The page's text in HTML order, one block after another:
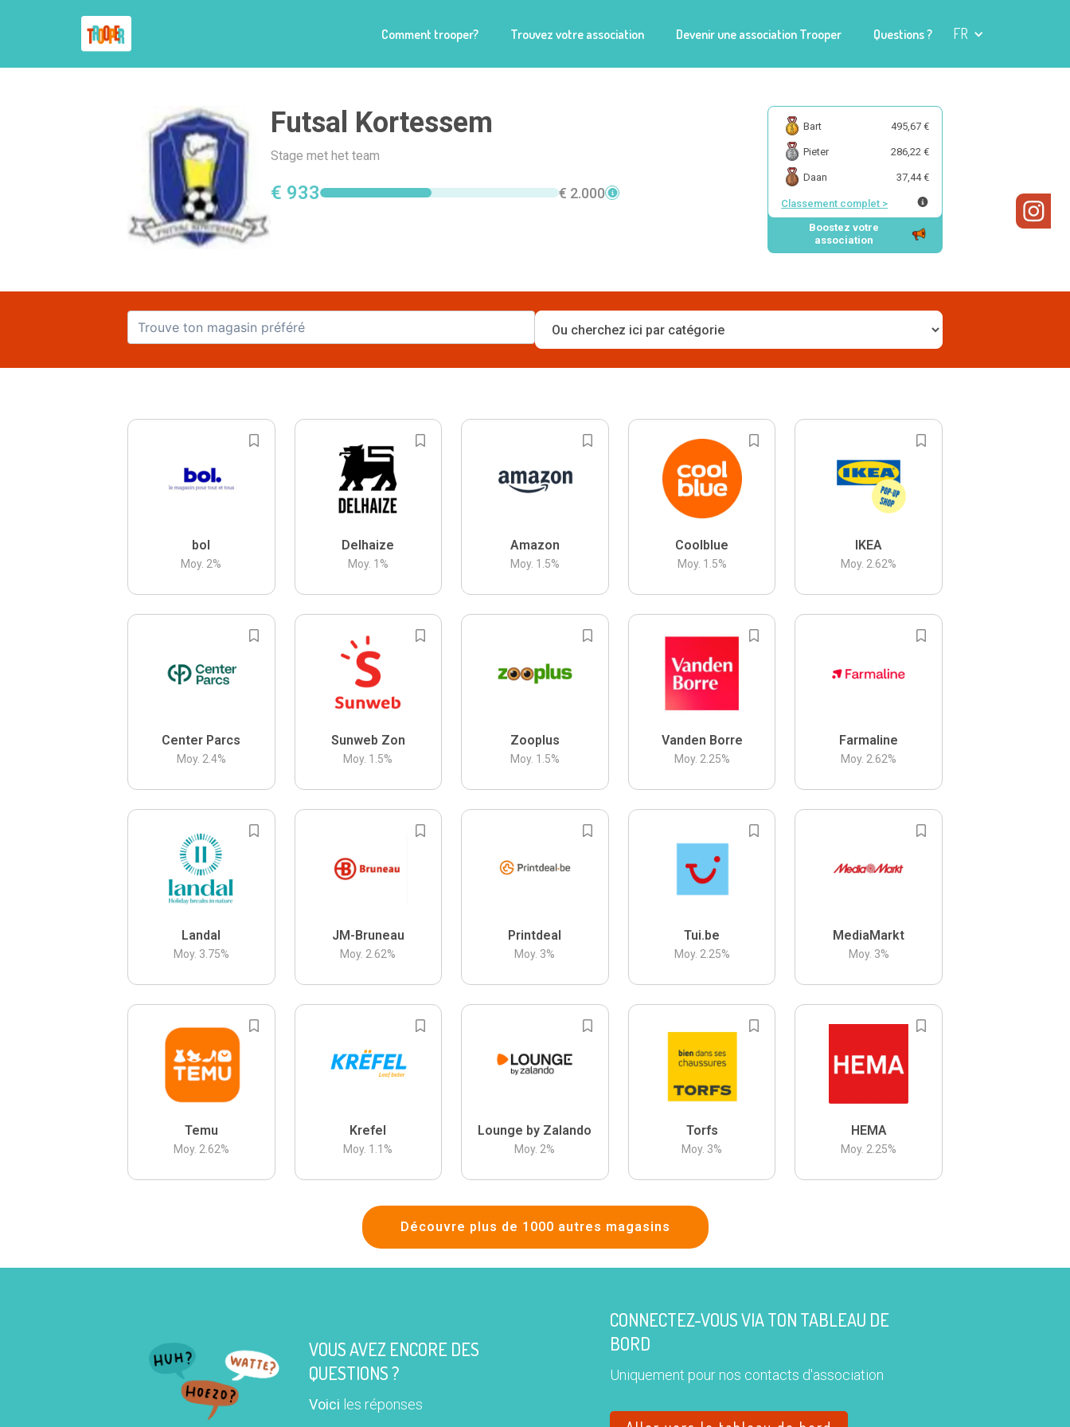
Comment trooper? Trouvez votre association Devenir une association Trooper Questions ? FR
Futsal Kortessem
Stage met het team
€ 933 € 2.000
Bart 495,67 €
Pieter 286,22 €
Daan 37,44 €
Classement complet >
Boostez votre
association
bol
Moy. 2%
Delhaize
Moy. 1 %
Amazon
Moy. 1.5%
Coolblue
Moy. 1.5%
IKEA
Moy. 2.62%
Center Parcs
Moy. 2.4%
Sunweb Zon
Moy. 1.5%
Zooplus
Moy. 1.5%
Vanden Borre
Moy. 2.25%
Farmaline
Moy. 2.62%
Landal
Moy. 3.75%
JM-Bruneau
Moy. 2.62%
Printdeal
Moy. 3%
Tui.be
Moy. 2.25%
MediaMarkt
Moy. 3%
Temu
Moy. 2.62%
Krefel
Moy. 1.1 %
Lounge by Zalando
Moy. 2%
Torfs
Moy. 3%
HEMA
Moy. 2.25%
Découvre plus de 1000 autres magasins
VOUS AVEZ ENCORE DES
QUESTIONS ?
Voici les réponses
CONNECTEZ-VOUS VIA TON TABLEAU DE
BORD
Uniquement pour nos contacts d'association